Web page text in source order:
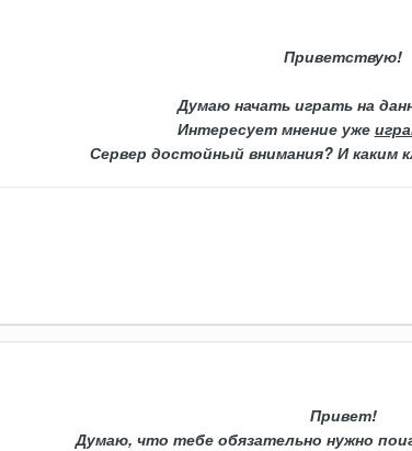
Приветствую!
Думаю начать играть на
Интересует мнение уже
Сервер достойный внимания? И каким
Привет!
Думаю, что тебе обязательно нужно